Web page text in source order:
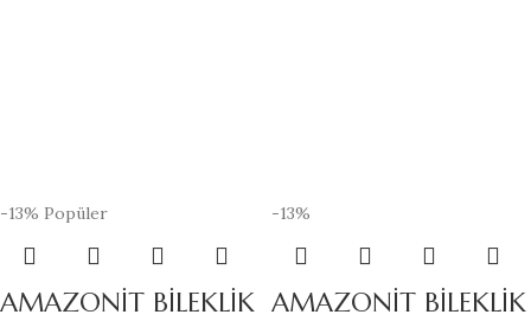
-13% Popüler
AMAZONİT BİLEKLİK
-13%
AMAZONİT BİLEKLİK